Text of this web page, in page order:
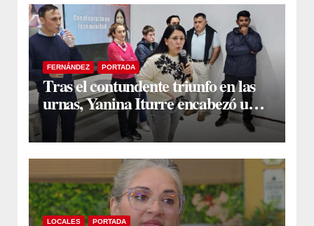
FERNÁNDEZ PORTADA
Tras el contundente triunfo en las
urnas, Yanina Iturre encabezó un
encuentro con vecinos y dirigentes
en Fernández
LOCALES PORTADA